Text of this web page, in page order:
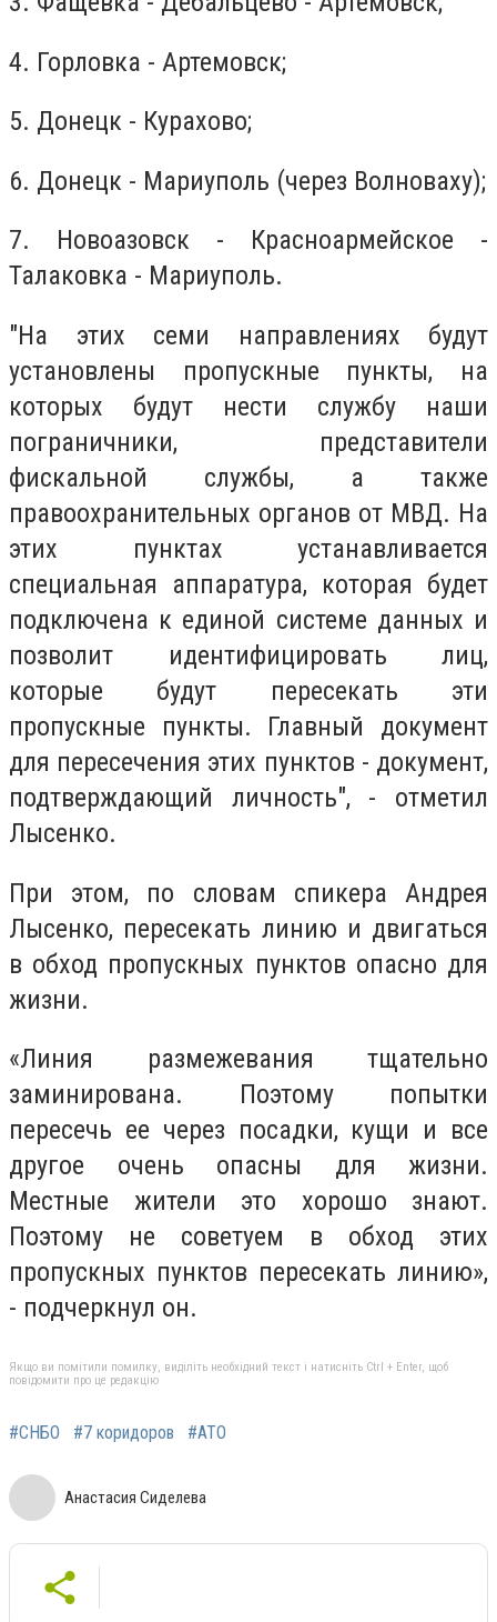
4. Горловка - Артемовск;
5. Донецк - Курахово;
6. Донецк - Мариуполь (через Волноваху);
7. Новоазовск - Красноармейское -
Талаковка - Мариуполь.
"На этих семи направлениях будут
установлены пропускные пункты, на
которых будут нести службу наши
пограничники, представители
фискальной службы, а также
правоохранительных органов от МВД. На
этих пунктах устанавливается
специальная аппаратура, которая будет
подключена к единой системе данных и
позволит идентифицировать лиц,
которые будут пересекать эти
пропускные пункты. Главный документ
для пересечения этих пунктов - документ,
подтверждающий личность", - отметил
Лысенко.
При этом, по словам спикера Андрея
Лысенко, пересекать линию и двигаться
в обход пропускных пунктов опасно для
жизни.
«Линия размежевания тщательно
заминирована. Поэтому попытки
пересечь ее через посадки, кущи и все
другое очень опасны для жизни.
Местные жители это хорошо знают.
Поэтому не советуем в обход этих
пропускных пунктов пересекать линию»,
- подчеркнул он.
Якщо ви помітили помилку, виділіть необхідний текст і натисніть Ctrl + Enter, щоб
повідомити про це редакцію
#СНБО #7 коридоров #АТО
Анастасия Сиделева